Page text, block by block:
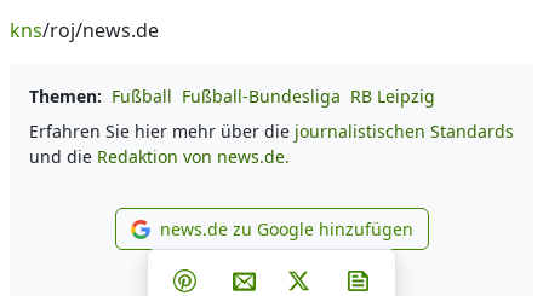
kns/roj/news.de
Themen: Fußball Fußball-Bundesliga RB Leipzig
Erfahren Sie hier mehr über die journalistischen Standards
und die Redaktion von news.de.
news.de zu Google
news.de zu Google hinzufügen
Teilen auf Facebook
Teilen auf Whatsapp
Teilen auf Telegram
Teilen auf Pinterest
Per E-Mail teilen
Post auf X